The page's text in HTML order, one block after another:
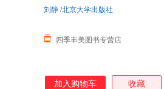
四季丰美图书专营店
刘静 /北京大学出版社
加入购物车 收藏